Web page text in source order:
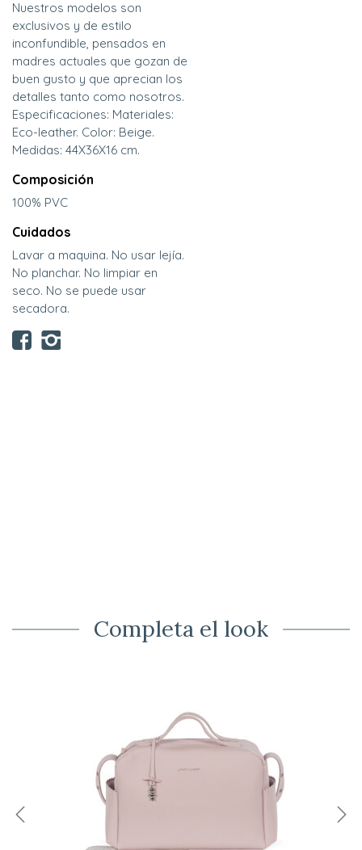
Nuestros modelos son
exclusivos y de estilo
inconfundible, pensados en
madres actuales que gozan de
buen gusto y que aprecian los
detalles tanto como nosotros.
Especificaciones: Materiales:
Eco-leather. Color: Beige.
Medidas: 44X36X16 cm.
Composición
100% PVC
Cuidados
Lavar a maquina. No usar lejía.
No planchar. No limpiar en
seco. No se puede usar
secadora.
Completa el look